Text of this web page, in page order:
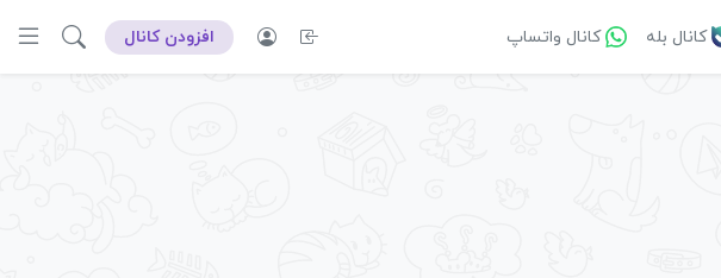
کانال بله کانال واتساپ افزودن کانال